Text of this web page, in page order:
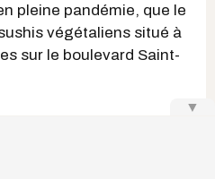
pleine pandémie, que le
végétaliens situé à
sur le boulevard Saint-
▼